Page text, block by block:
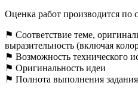
Оценка работ производится
⚑ Соответствие теме,
выразительность (включая
⚑ Возможность технического
⚑ Оригинальность идеи
⚑ Полнота выполнения задания